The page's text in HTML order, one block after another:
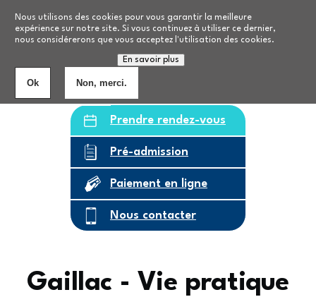
Nous utilisons des cookies pour vous garantir la meilleure
expérience sur notre site. Si vous continuez à utiliser ce dernier,
nous considérerons que vous acceptez l'utilisation des cookies.
En savoir plus
Ok Non, merci.
Nos formations
Personnes âgées8
Prendre rendez-vous
Pré-admission
Paiement en ligne
Nous contacter
Gaillac - Vie pratique